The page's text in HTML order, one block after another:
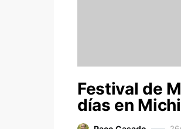
Festival de
días en